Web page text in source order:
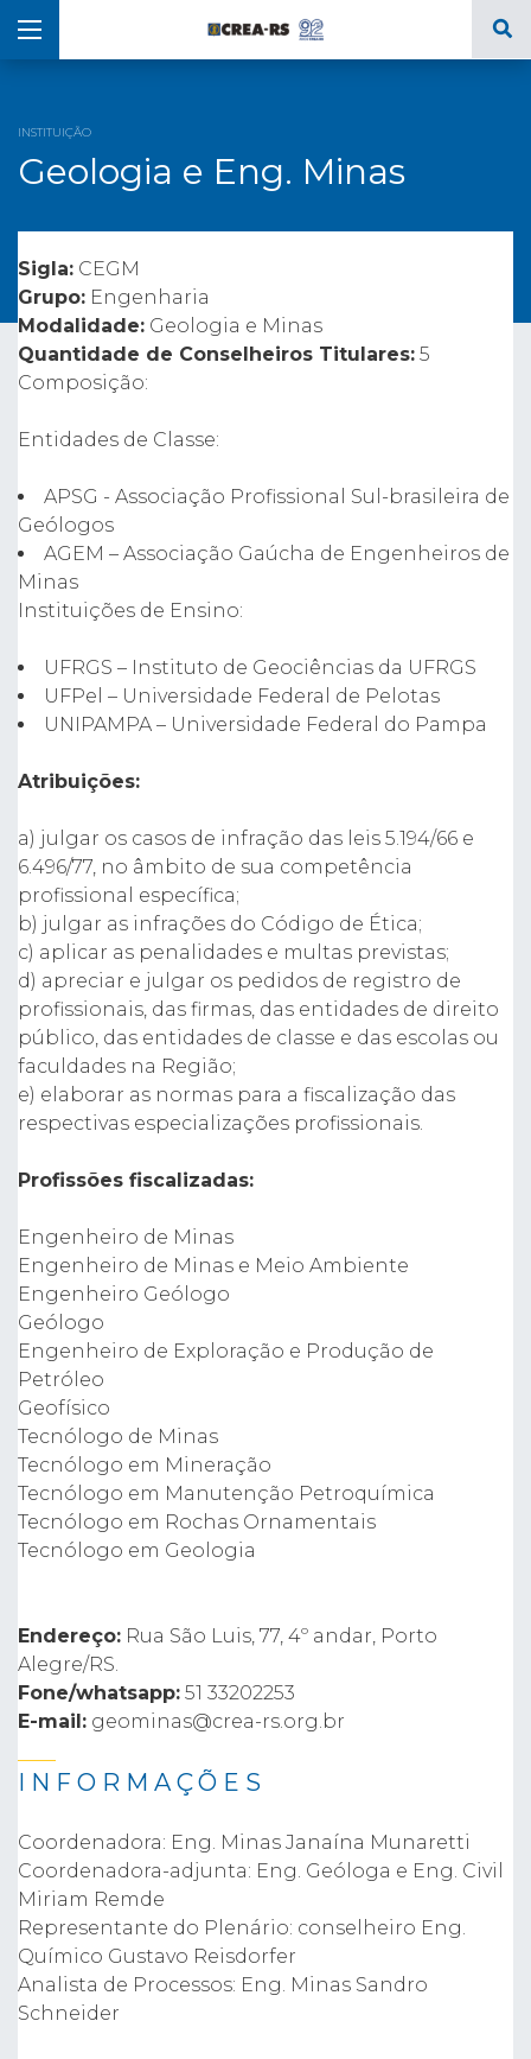
INSTITUIÇÃO
Geologia e Eng. Minas
Sigla: CEGM
Grupo: Engenharia
Modalidade: Geologia e Minas
Quantidade de Conselheiros Titulares: 5
Composição:
Entidades de Classe:
APSG - Associação Profissional Sul-brasileira de
Geólogos
AGEM – Associação Gaúcha de Engenheiros de
Minas
Instituições de Ensino:
UFRGS – Instituto de Geociências da UFRGS
UFPel – Universidade Federal de Pelotas
UNIPAMPA – Universidade Federal do Pampa
Atribuições:
a) julgar os casos de infração das leis 5.194/66 e
6.496/77, no âmbito de sua competência
profissional específica;
b) julgar as infrações do Código de Ética;
c) aplicar as penalidades e multas previstas;
d) apreciar e julgar os pedidos de registro de
profissionais, das firmas, das entidades de direito
público, das entidades de classe e das escolas ou
faculdades na Região;
e) elaborar as normas para a fiscalização das
respectivas especializações profissionais.
Profissões fiscalizadas:
Engenheiro de Minas
Engenheiro de Minas e Meio Ambiente
Engenheiro Geólogo
Geólogo
Engenheiro de Exploração e Produção de
Petróleo
Geofísico
Tecnólogo de Minas
Tecnólogo em Mineração
Tecnólogo em Manutenção Petroquímica
Tecnólogo em Rochas Ornamentais
Tecnólogo em Geologia
Endereço: Rua São Luis, 77, 4º andar, Porto
Alegre/RS.
Fone/whatsapp: 51 33202253
E-mail: geominas@crea-rs.org.br
INFORMAÇÕES
Coordenadora: Eng. Minas Janaína Munaretti
Coordenadora-adjunta: Eng. Geóloga e Eng. Civil
Miriam Remde
Representante do Plenário: conselheiro Eng.
Químico Gustavo Reisdorfer
Analista de Processos: Eng. Minas Sandro
Schneider